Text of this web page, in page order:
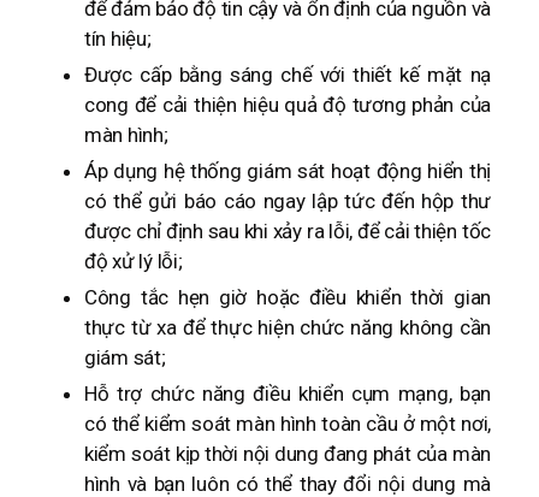
để đảm bảo độ tin cậy và ổn định của nguồn và
tín hiệu;
Được cấp bằng sáng chế với thiết kế mặt nạ
cong để cải thiện hiệu quả độ tương phản của
màn hình;
Áp dụng hệ thống giám sát hoạt động hiển thị
có thể gửi báo cáo ngay lập tức đến hộp thư
được chỉ định sau khi xảy ra lỗi, để cải thiện tốc
độ xử lý lỗi;
Công tắc hẹn giờ hoặc điều khiển thời gian
thực từ xa để thực hiện chức năng không cần
giám sát;
Hỗ trợ chức năng điều khiển cụm mạng, bạn
có thể kiểm soát màn hình toàn cầu ở một nơi,
kiểm soát kịp thời nội dung đang phát của màn
hình và bạn luôn có thể thay đổi nội dung mà